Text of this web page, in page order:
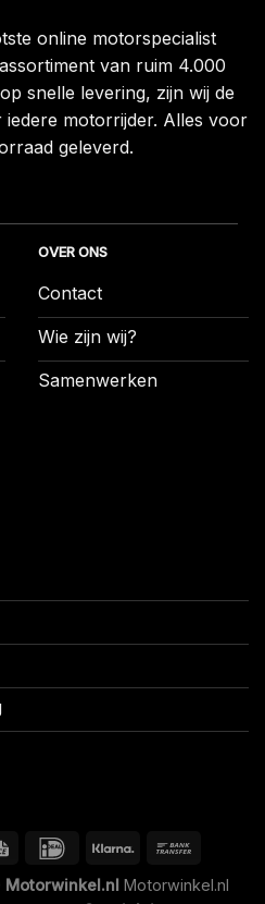
online motorspecialist
van ruim 4.000
snelle levering, zijn wij de
motorrijder. Alles voor
geleverd.
OVER ONS
Contact
Wie zijn wij?
Samenwerken
Motorwinkel.nl Motorwinkel.nl